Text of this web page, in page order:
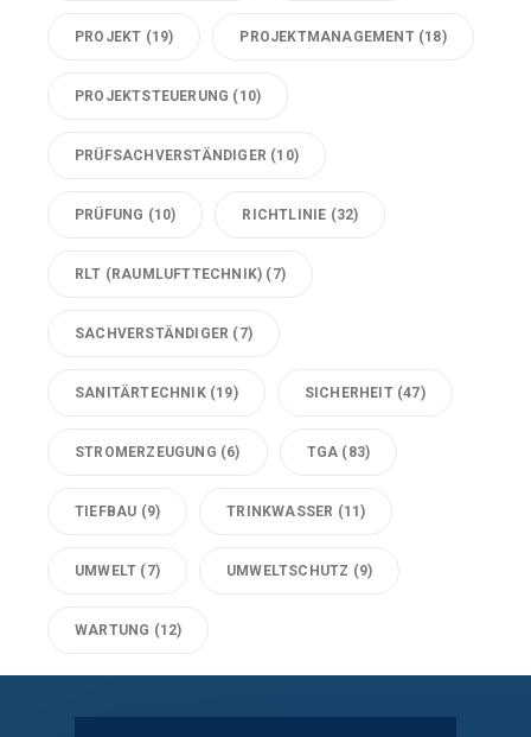
PROJEKT (19) PROJEKTMANAGEMENT(18)
PROJEKTSTEUERUNG (10)
PRÜFSACHVERSTÄNDIGER (10)
PRÜFUNG (10) RICHTLINIE (32)
RLT (RAUMLUFTTECHNIK) (7)
SACHVERSTÄNDIGER (7)
SANITÄRTECHNIK(19) SICHERHEIT(47)
STROMERZEUGUNG (6) TGA (83)
TIEFBAU (9) TRINKWASSER (11)
UMWELT (7) UMWELTSCHUTZ (9)
WARTUNG (12)